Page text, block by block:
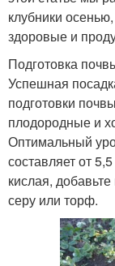
клубники
здоровые и
Подготовка
Успешная
подготовки
плодородные и
Оптимальный
составляет от
кислая,
серу или торф.